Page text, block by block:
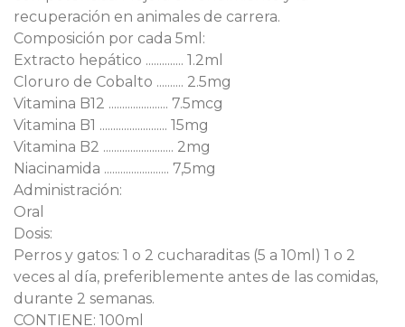
recuperación en animales de carrera.
Composición por cada 5ml:
Extracto hepático .............. 1.2ml
Cloruro de Cobalto .......... 2.5mg
Vitamina B12 ...................... 7.5mcg
Vitamina B1 ......................... 15mg
Vitamina B2 .......................... 2mg
Niacinamida ........................ 7,5mg
Administración:
Oral
Dosis:
Perros y gatos: 1 o 2 cucharaditas (5 a 10ml) 1 o 2
veces al día, preferiblemente antes de las comidas,
durante 2 semanas.
CONTIENE: 100ml